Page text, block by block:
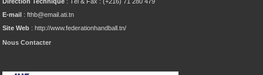
E-mail : fthb@email.ati.tn
Site Web : http://www.federationhandball.tn/
Nous Contacter